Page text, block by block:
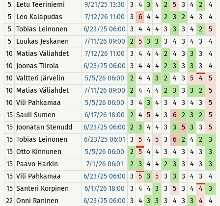
5
Eetu Teeriniemi 9/21/25 13:30 3 4 3 4 2 5 3 4 2 4
5
Leo Kalapudas 7/12/26 11:00 3 6 4 4 2 3 2 4 3 4
5
Tobias Leinonen 6/23/25 06:00 3 4 4 4 3 3 3 4 2 5
5
Luukas Jeskanen 7/11/26 09:00 2 5 3 3 3 4 3 4 3 4
10 Matias Väliahdet 7/12/26 11:00 3 4 4 4 2 4 3 3 3 4
10 Joonas Tiirola 6/23/25 06:00 3 4 4 4 2 3 3 3 3 4
10 Valtteri Järvelin 5/5/26 06:00 2 4 4 3 2 4 3 5 4 5
10 Matias Väliahdet 7/11/26 09:00 2 4 4 4 2 3 3 3 2 5
10 Vili Pahkamaa 5/5/26 06:00 3 4 3 4 3 4 3 4 3 5
15 Sauli Sumen 6/17/26 18:00 2 4 5 4 3 6 2 3 2 5
15 Joonatan Stenudd 6/23/25 06:00 2 3 4 4 3 3 5 3 3 5
15 Tobias Leinonen 6/23/25 06:01 3 5 4 5 3 6 2 4 2 3
15 Otto Kinnunen 5/5/26 06:00 2 5 4 4 3 4 3 4 3 3
15 Paavo Härkin 7/1/26 06:01 2 3 4 4 2 3 3 4 3 3
15 Vili Pahkamaa 6/23/25 06:00 3 5 3 5 3 3 3 4 3 4
15 Santeri Korpinen 6/17/26 18:00 3 4 4 3 3 5 3 4 4 3
22 Onni Raninen 6/23/25 06:00 3 4 3 3 3 4 3 3 4 4